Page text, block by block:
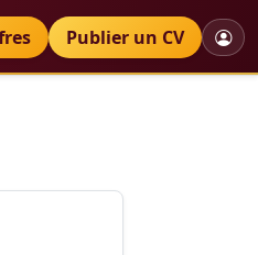
Petites annonces
Publier un CV